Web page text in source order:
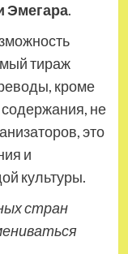
Эмегара.
тираж
кроме
не
это
и
культуры.
стран